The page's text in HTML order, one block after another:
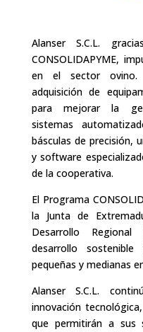
Alanser S.C.L.
CONSOLIDAPYME,
en el sector ovino.
adquisición de
para mejorar la
sistemas
básculas de precisión,
y software
de la cooperativa.
El Programa
la Junta de
Desarrollo Regional
desarrollo
pequeñas y medianas
Alanser S.C.L.
innovación
que permitirán a sus